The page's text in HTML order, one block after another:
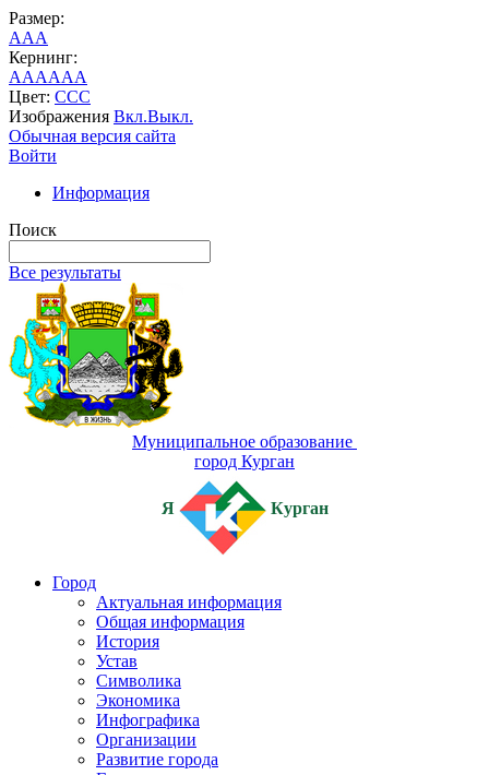
Размер:
AAA
Кернинг:
AAAAAA
Цвет: CCC
Изображения Вкл.Выкл.
Обычная версия сайта
Войти
Информация
Поиск
Все результаты
Муниципальное образование
город Курган
Я Курган
Город
Актуальная информация
Общая информация
История
Устав
Символика
Экономика
Инфографика
Организации
Развитие города